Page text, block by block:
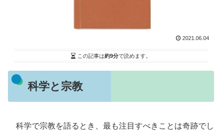
2021.06.04
この記事は約9分で読めます。
科学と宗教
科学で宗教を語るとき、最も注目すべきことは奇跡でし